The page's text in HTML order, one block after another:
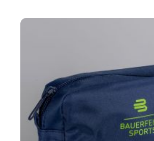
Produktgalerie überspringen